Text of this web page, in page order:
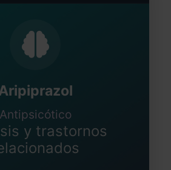
Antipsicótico
y trastornos